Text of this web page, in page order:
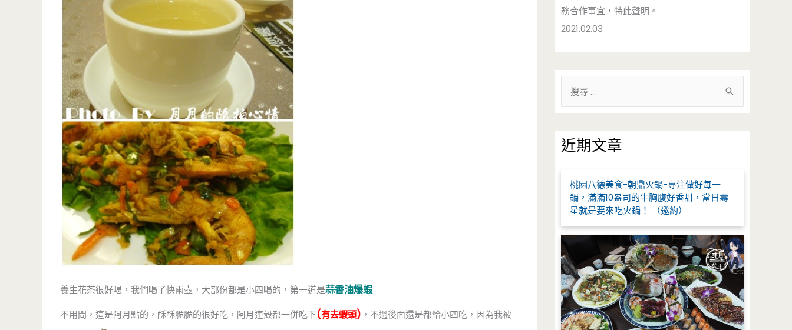
養生花茶很好喝，我們喝了快兩壺，大部份都是小四喝的，第一道是蒜香油爆蝦
不用問，這是阿月點的，酥酥脆脆的很好吃，阿月連殼都一併吃下(有去蝦頭) ，不過後面還是都給小四吃，因為我被
務合作事宜，特此聲明。
2021.02.03
鍵
字
近期文章
桃園八德美食-朝鼎火鍋-專注做好每一
鍋，滿滿10盎司的牛胸腹好香甜，當日壽
星就是要來吃火鍋！ （邀約）